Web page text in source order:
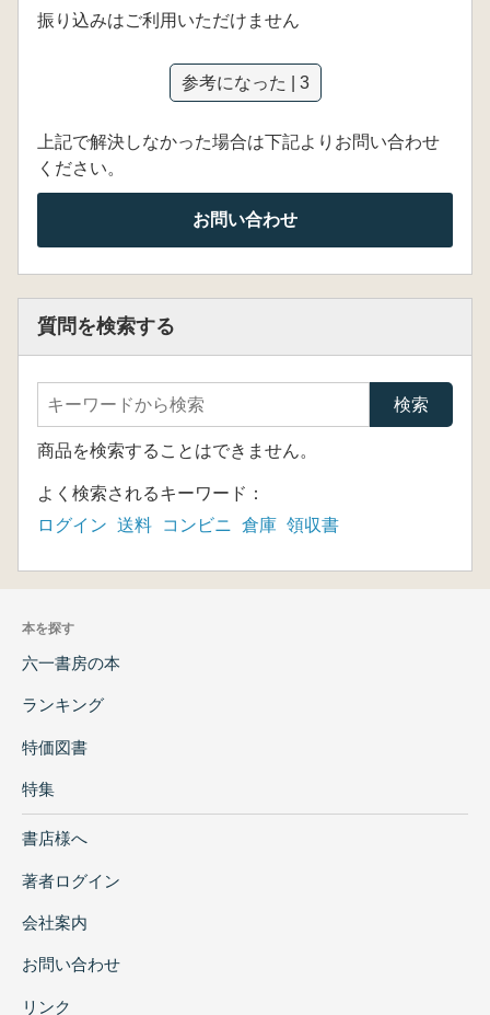
振り込みはご利用いただけません
参考になった | 3
上記で解決しなかった場合は下記よりお問い合わせ
ください。
お問い合わせ
質問を検索する
商品を検索することはできません。
よく検索されるキーワード：
ログイン 送料 コンビニ 倉庫 領収書
本を探す
六一書房の本
ランキング
特価図書
特集
書店様へ
著者ログイン
会社案内
お問い合わせ
リンク